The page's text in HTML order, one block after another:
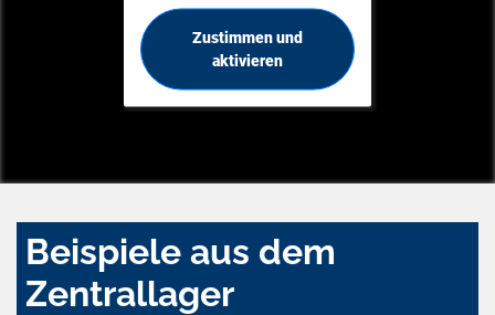
Zustimmen und
aktivieren
Beispiele aus dem
Zentrallager